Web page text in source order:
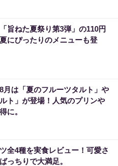
旨ねた夏祭り第3弾」の110円
にぴったりのメニューも登
月は「夏のフルーツタルト」や
ルト」が登場！人気のプリンや
に。
全4種を実食レビュー！可愛さ
っちりで大満足。